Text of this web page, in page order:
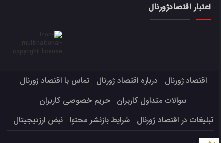
اعتبار اقتصادژورنال
اقتصاد ژورنال درباره اقتصاد ژورنال
تماس با اقتصاد ژورنال
سوالات متداول کاربران
حریم خصوصی کاربران
تبلیغات در اقتصاد ژورنال
شرایط بازنشر محتوا نبض ارزدیجیتال